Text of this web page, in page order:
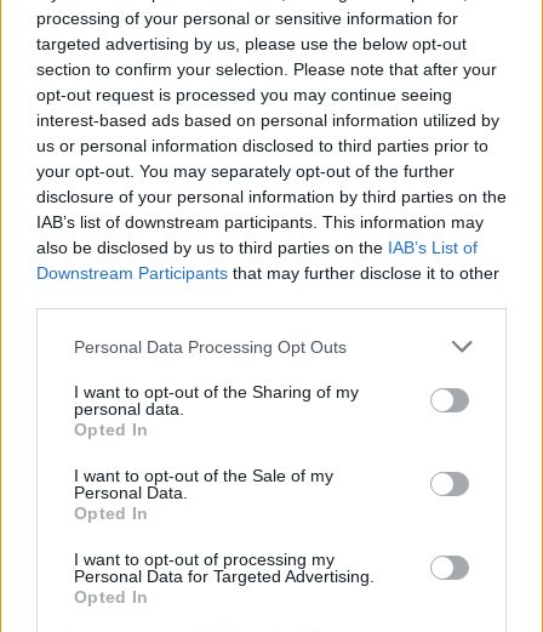
processing of your personal or sensitive information for
targeted advertising by us, please use the below opt-out
section to confirm your selection. Please note that after your
opt-out request is processed you may continue seeing
interest-based ads based on personal information utilized by
us or personal information disclosed to third parties prior to
your opt-out. You may separately opt-out of the further
disclosure of your personal information by third parties on the
IAB’s list of downstream participants. This information may
also be disclosed by us to third parties on the IAB’s List of
Downstream Participants that may further disclose it to other
Personal Data Processing Opt Outs
I want to opt-out of the Sharing of my
personal data.
Opted In
I want to opt-out of the Sale of my
Personal Data.
Opted In
I want to opt-out of processing my
Personal Data for Targeted Advertising.
Opted In
Χρηματοδότηση 8 εκατ. ευρώ
σε 843 μέσα ενημέρωσης-
Ξεκίνησε το πενταετές
πρόγραμμα ενίσχυσης του
Τύπου
Media: Με ενίσχυση 8 εκατ.
ευρώ σε 451 επιχειρήσεις
ξεκίνησε το πρόγραμμα
στήριξης- Κάλυψη εισφορών
ΕΔΟΕΑΠ
IAB Hellas: Νέα Διοικούσα Επιτροπή και νέο Διοικητικό Συμβούλιο -
Πρόεδρος ο Γαληνός Γιαγλής
Νέο Audi A2 e-tron με στόχο
αποδοτικότητας
Η Chery επενδύει 75 εκατ.
Το FIAT 500 Hybrid τώρα από 18.990 ευρώ
Ουκρανία: Με Μίχαϊλιουκ και
Λεν κόντρα στην Ελλάδα
Πάρκερ: «Όνειρό μου να